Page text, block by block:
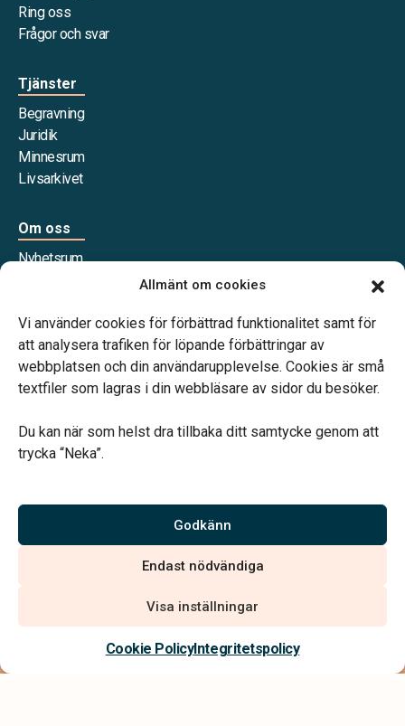
Allmänt om cookies
Vi använder cookies för förbättrad funktionalitet samt för
att analysera trafiken för löpande förbättringar av
webbplatsen och din användarupplevelse. Cookies är små
textfiler som lagras i din webbläsare av sidor du besöker.
Du kan när som helst dra tillbaka ditt samtycke genom att
trycka “Neka”.
Godkänn
Endast nödvändiga
Visa inställningar
Cookie PolicyIntegritetspolicy
Hitta begravningsbyrå 020 - 99 99 00
Ring oss
Frågor och svar
Tjänster
Begravning
Juridik
Minnesrum
Livsarkivet
Om oss
Nyhetsrum
Våra samarbetspartners
familjejuridiken – genom hela livet.
Allmänna villkor
Köpvillkor